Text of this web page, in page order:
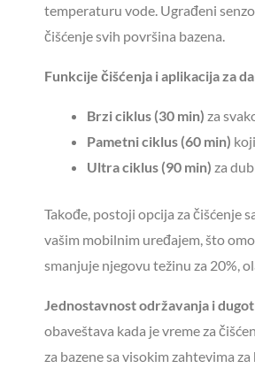
temperaturu vode. Ugrađeni
čišćenje svih površina bazena.
Funkcije čišćenja i aplikacija za
Brzi ciklus (30 min) za
Pametni ciklus (60 min)
Ultra ciklus (90 min) za
Takođe, postoji opcija za čišćenje
vašim mobilnim uređajem, što
smanjuje njegovu težinu za 20%,
Jednostavnost održavanja i
obaveštava kada je vreme za
za bazene sa visokim zahtevima